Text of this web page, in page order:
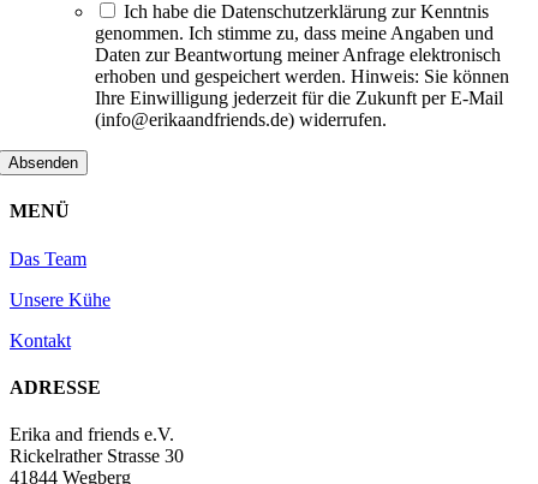
Ich habe die Datenschutzerklärung zur Kenntnis
genommen. Ich stimme zu, dass meine Angaben und
Daten zur Beantwortung meiner Anfrage elektronisch
erhoben und gespeichert werden. Hinweis: Sie können
Ihre Einwilligung jederzeit für die Zukunft per E-Mail
(info@erikaandfriends.de) widerrufen.
MENÜ
Das Team
Unsere Kühe
Kontakt
ADRESSE
Erika and friends e.V.
Rickelrather Strasse 30
41844 Wegberg